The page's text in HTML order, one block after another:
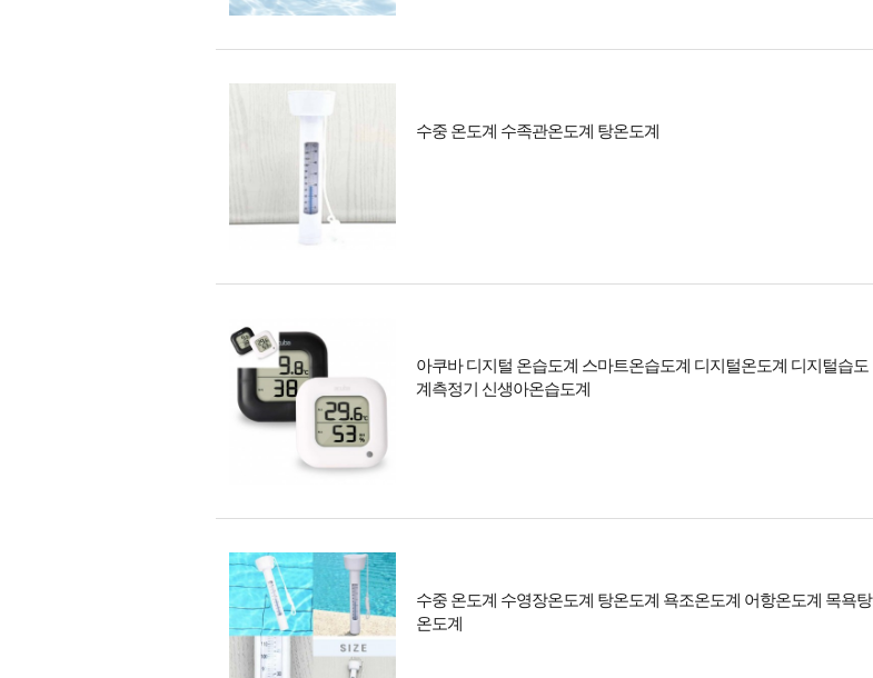
수중 온도계 수족관온도계 탕온도계
아쿠바 디지털 온습도계 스마트온습도계 디지털온도계 디지털습도
계측정기 신생아온습도계
수중 온도계 수영장온도계 탕온도계 욕조온도계 어항온도계 목욕탕
온도계